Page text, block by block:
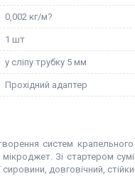
0,002 кг/м?
1 шт
у сліпу трубку 5 мм
Прохідний адаптер
систем
Зі стартером
довговічний,